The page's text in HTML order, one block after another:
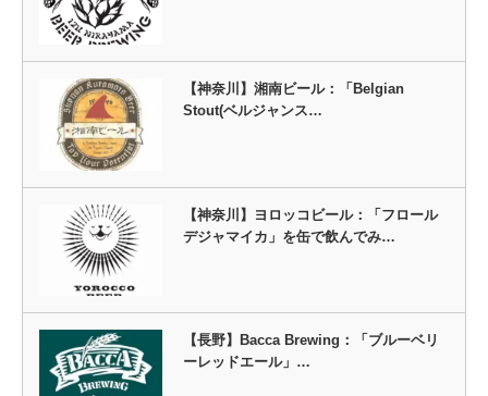
【神奈川】湘南ビール：「Belgian
Stout(ベルジャンス…
【神奈川】ヨロッコビール：「フロール
デジャマイカ」を缶で飲んでみ…
【長野】Bacca Brewing：「ブルーベリ
ーレッドエール」…